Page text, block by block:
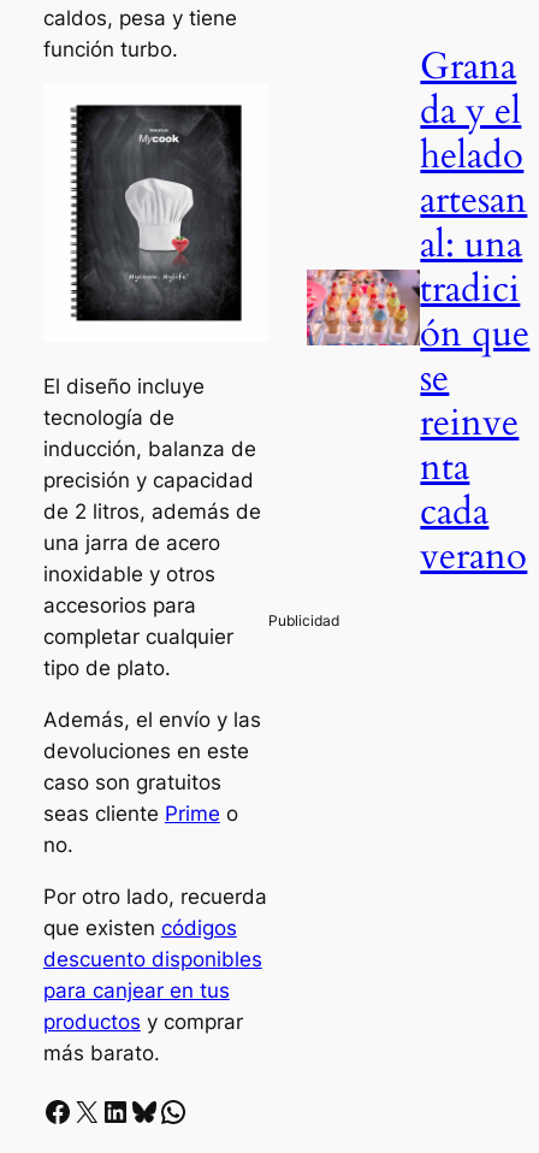
caldos, pesa y tiene
función turbo.
El diseño incluye
tecnología de
inducción, balanza de
precisión y capacidad
de 2 litros, además de
una jarra de acero
inoxidable y otros
accesorios para
completar cualquier
tipo de plato.
Además, el envío y las
devoluciones en este
caso son gratuitos
seas cliente Prime o
no.
Por otro lado, recuerda
que existen códigos
descuento disponibles
para canjear en tus
productos y comprar
más barato.
Facebook X LinkedIn Bluesky Whatsapp
Grana
da y el
helado
artesan
al: una
tradici
ón que
se
reinve
nta
cada
verano